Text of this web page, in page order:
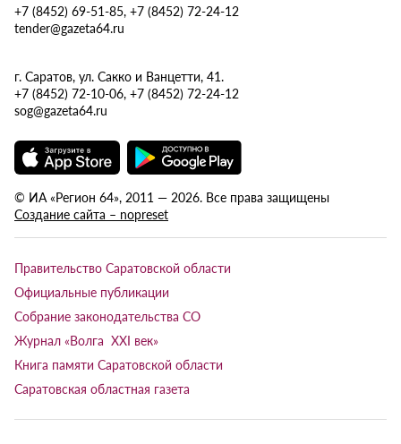
+7 (8452) 69-51-85, +7 (8452) 72-24-12
tender@gazeta64.ru
г. Саратов, ул. Сакко и Ванцетти, 41.
+7 (8452) 72-10-06, +7 (8452) 72-24-12
sog@gazeta64.ru
© ИА «Регион 64», 2011 — 2026. Все права защищены
Создание сайта – nopreset
Правительство Саратовской области
Официальные публикации
Собрание законодательства СО
Журнал «Волга XXI век»
Книга памяти Саратовской области
Саратовская областная газета